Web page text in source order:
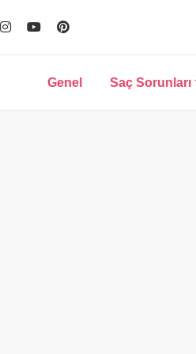
Genel Saç Sorunları